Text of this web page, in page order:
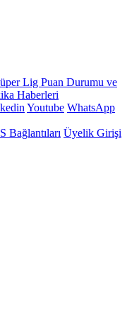
Lig Puan Durumu ve
Haberleri
Youtube WhatsApp
Bağlantıları Üyelik Girişi